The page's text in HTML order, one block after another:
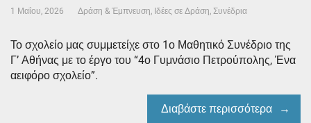
1 Μαΐου, 2026 Δράση & Έμπνευση Ιδέες σε Δράση Συνέδρια
Το σχολείο μας συμμετείχε στο 1ο Μαθητικό Συνέδριο της
Γ’ Αθήνας με το έργο του “4ο Γυμνάσιο Πετρούπολης, Ένα
αειφόρο σχολείο”.
Διαβάστε περισσότερα